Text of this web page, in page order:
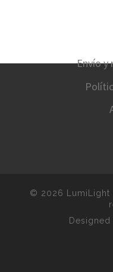
Envío y
© 2026
Designed